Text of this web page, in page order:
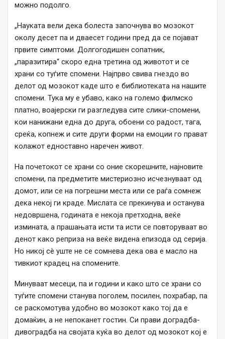
можно подолго.
„Науката вели дека болеста започнува во мозокот
околу десет па и дваесет години пред да се појават
првите симптоми. Долгогодишен сопатник,
„паразитира“ скоро една третина од животот и се
храни со туѓите спомени. Најпрво свива гнездо во
делот од мозокот каде што е библиотеката на нашите
спомени. Тука му е убаво, како на големо филмско
платно, воајерски ги разгледува сите слики-спомени,
кои нанижани една до друга, обоени со радост, тага,
среќа, копнеж и сите други форми на емоции го прават
колажот едноставно наречен живот.
На почетокот се храни со оние скорешните, најновите
спомени, па предметите мистериозно исчезнуваат од
домот, или се на погрешни места или се раѓа сомнеж
дека некој ги краде. Мислата се прекинува и останува
недовршена, годината е некоја претходна, веќе
измината, а прашањата исти та исти се повторуваат во
денот како реприза на веќе видена епизода од серија.
Но никој сè уште не се сомнева дека ова е масло на
тивкиот крадец на спомените.
Минуваат месеци, па и години и како што се храни со
туѓите спомени станува поголем, посилен, похрабар, па
се раскомотува удобно во мозокот како тој да е
домаќин, а не непоканет гостин. Си прави доградба-
дивоградба на својата куќа во делот од мозокот кој е